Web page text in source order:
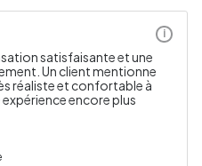
satisfaisante et une
Un client mentionne
réaliste et confortable à
encore plus
i